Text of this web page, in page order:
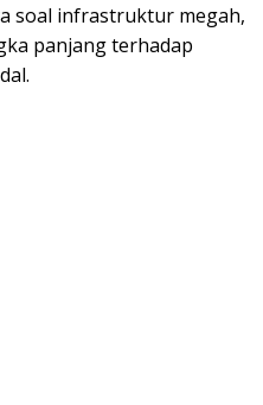
soal infrastruktur megah,
panjang terhadap